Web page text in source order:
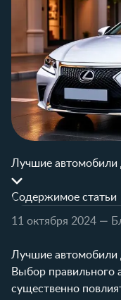
Лучшие автомобили
Содержимое статьи
11 октября 2024 —
Лучшие автомобили
Выбор правильного
существенно